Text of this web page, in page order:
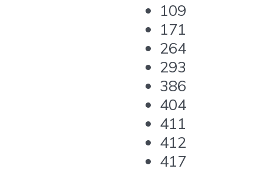
109
171
264
293
386
404
411
412
417